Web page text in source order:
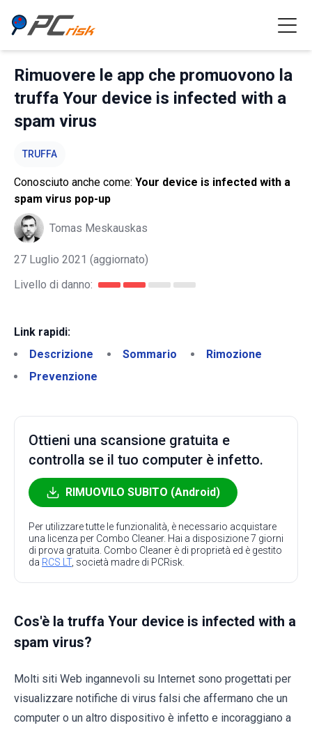
Rimuovere le app che promuovono la
truffa Your device is infected with a
spam virus
TRUFFA
Conosciuto anche come: Your device is infected with a
spam virus pop-up
Tomas Meskauskas
27 Luglio 2021 (aggiornato)
Livello di danno:
Link rapidi:
Descrizione
Sommario
Rimozione
Prevenzione
Ottieni una scansione gratuita e
controlla se il tuo computer è infetto.
RIMUOVILO SUBITO (Android)
Per utilizzare tutte le funzionalità, è necessario acquistare
una licenza per Combo Cleaner. Hai a disposizione 7 giorni
di prova gratuita. Combo Cleaner è di proprietà ed è gestito
da RCS LT, società madre di PCRisk.
Cos'è la truffa Your device is infected with a
spam virus?
Molti siti Web ingannevoli su Internet sono progettati per
visualizzare notifiche di virus falsi che affermano che un
computer o un altro dispositivo è infetto e incoraggiano a